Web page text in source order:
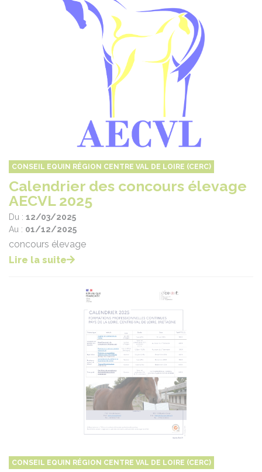
CONSEIL EQUIN RÉGION CENTRE VAL DE LOIRE (CERC)
Calendrier des concours élevage
AECVL 2025
Du : 12/03/2025
Au : 01/12/2025
concours élevage
Lire la suite
CONSEIL EQUIN RÉGION CENTRE VAL DE LOIRE (CERC)